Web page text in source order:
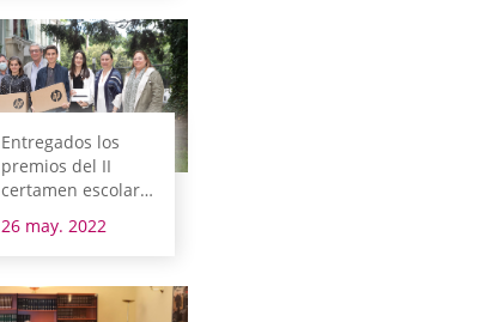
Entregados los
premios del II
certamen escolar
redacción
26 may. 2022